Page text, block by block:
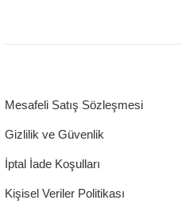
Mesafeli Satış Sözleşmesi
Gizlilik ve Güvenlik
İptal İade Koşulları
Kişisel Veriler Politikası